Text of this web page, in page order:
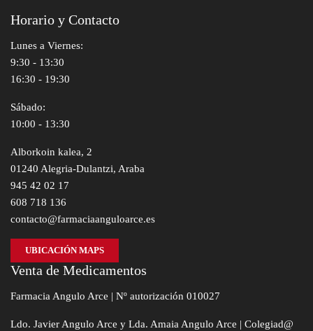
Horario y Contacto
Lunes a Viernes:
9:30 - 13:30
16:30 - 19:30
Sábado:
10:00 - 13:30
Alborkoin kalea, 2
01240 Alegria-Dulantzi, Araba
945 42 02 17
608 718 136
contacto@farmaciaanguloarce.es
UBICACIÓN MAPS
Venta de Medicamentos
Farmacia Angulo Arce | Nº autorización 010027
Ldo. Javier Angulo Arce y Lda. Amaia Angulo Arce | Colegiad@